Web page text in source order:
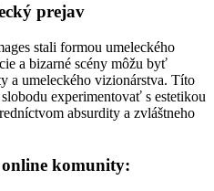
prejav
stali formou umeleckého
a bizarné scény môžu byť
a umeleckého vizionárstva. Títo
experimentovať s estetikou
absurdity a zvláštneho
komunity: